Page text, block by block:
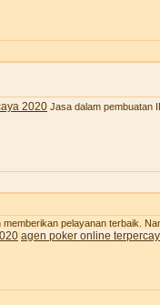
2020 Jasa dalam pembuatan
pelayanan terbaik.
agen poker online